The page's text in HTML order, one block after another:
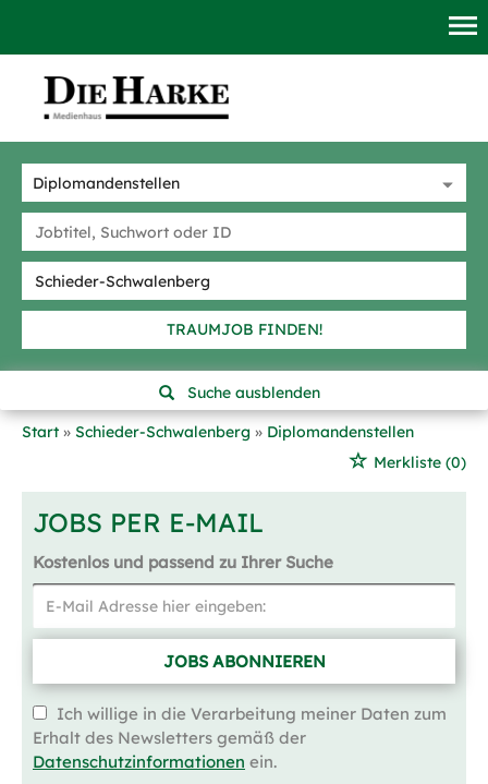
TRAUMJOB FINDEN!
Suche ausblenden
Start
Schieder-Schwalenberg
Diplomandenstellen
Merkliste (0)
JOBS PER E-MAIL
Kostenlos und passend zu Ihrer Suche
JOBS ABONNIEREN
Ich willige in die Verarbeitung meiner Daten zum
Erhalt des Newsletters gemäß der
Datenschutzinformationen ein.